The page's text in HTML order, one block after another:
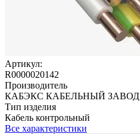
Артикул:
R0000020142
Производитель
КАБЭКС КАБЕЛЬНЫЙ ЗАВОД
Тип изделия
Кабель контрольный
Все характеристики